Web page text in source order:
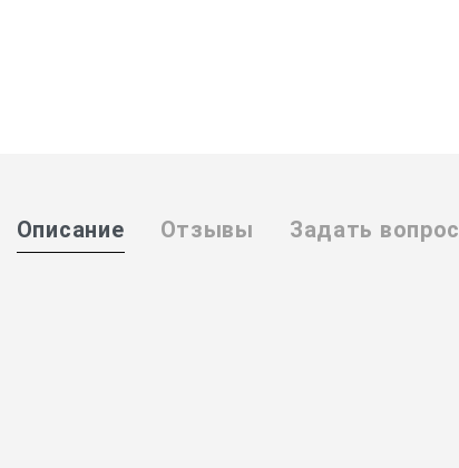
Описание Отзывы Задать вопрос